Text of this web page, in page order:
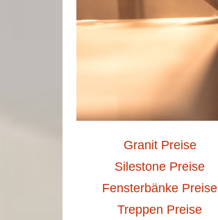
Granit Preise
Silestone Preise
Fensterbänke Preise
Treppen Preise